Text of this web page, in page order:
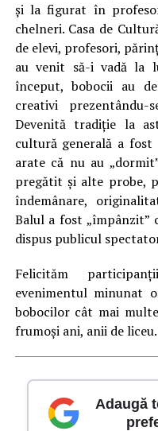
şi la figurat în
chelneri. Casa de
de elevi, profesori,
au venit să-i vadă la
început, bobocii au
creativi
Devenită tradiţie la
cultură generală a
arate că nu au
pregătit şi alte probe,
îndemânare,
Balul a fost „împânzit”
dispus publicul
Felicităm
evenimentul minunat
bobocilor cât mai
frumoşi ani, anii de liceu.
Adaugă